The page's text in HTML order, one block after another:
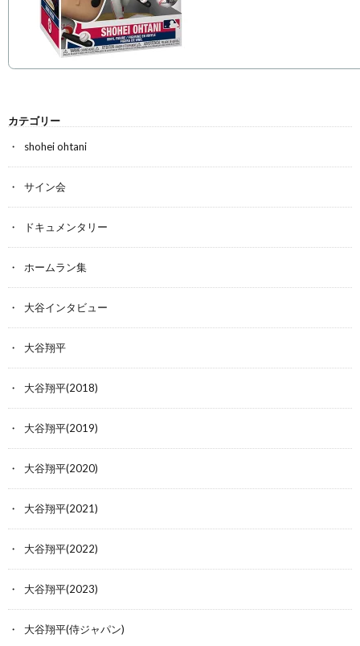
カテゴリー
shohei ohtani
サイン会
ドキュメンタリー
ホームラン集
大谷インタビュー
大谷翔平
大谷翔平(2018)
大谷翔平(2019)
大谷翔平(2020)
大谷翔平(2021)
大谷翔平(2022)
大谷翔平(2023)
大谷翔平(侍ジャパン)